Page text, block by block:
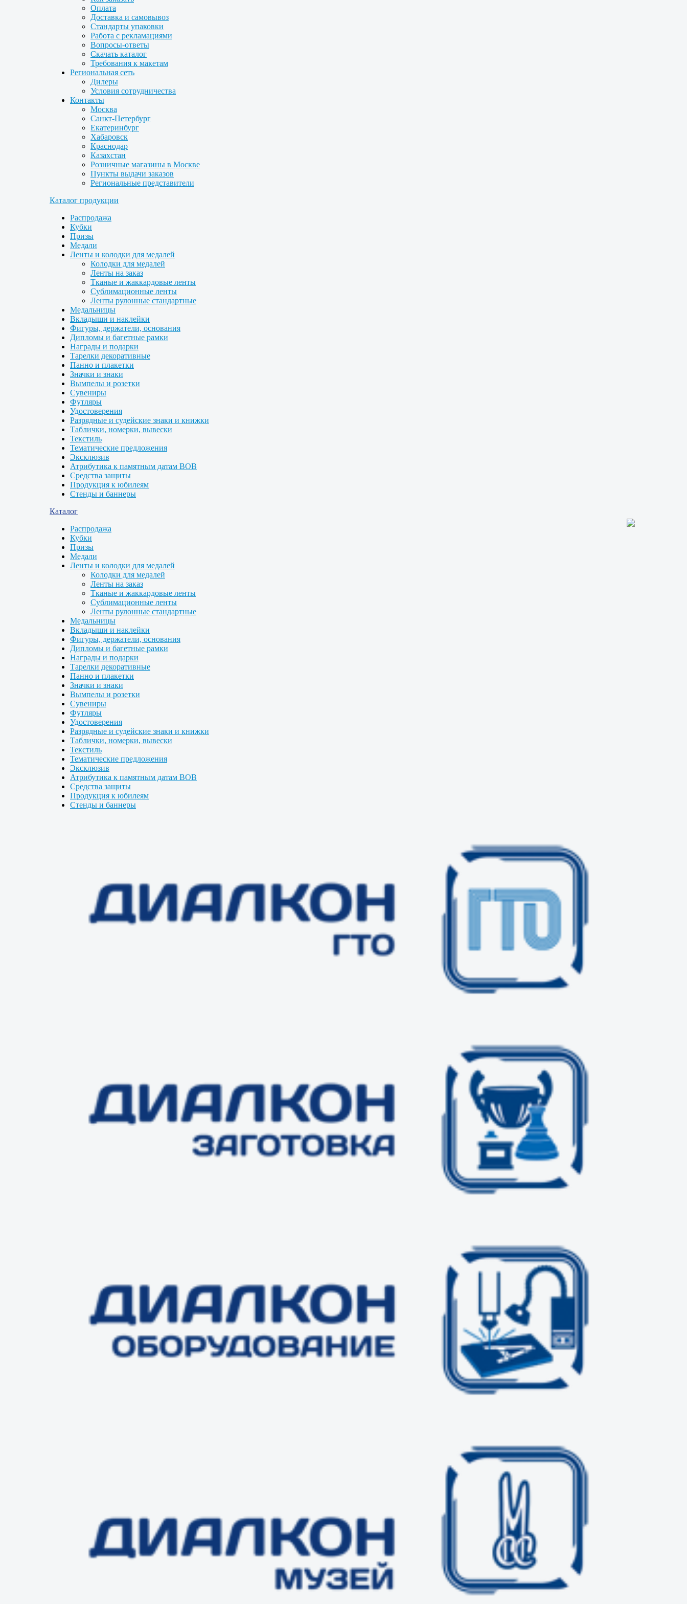
Оплата
Доставка и самовывоз
Стандарты упаковки
Работа с рекламациями
Вопросы-ответы
Скачать каталог
Требования к макетам
Региональная сеть
Дилеры
Условия сотрудничества
Контакты
Москва
Санкт-Петербург
Екатеринбург
Хабаровск
Краснодар
Казахстан
Розничные магазины в Москве
Пункты выдачи заказов
Региональные представители
Каталог продукции
Распродажа
Кубки
Призы
Медали
Ленты и колодки для медалей
Колодки для медалей
Ленты на заказ
Тканые и жаккардовые ленты
Сублимационные ленты
Ленты рулонные стандартные
Медальницы
Вкладыши и наклейки
Фигуры, держатели, основания
Дипломы и багетные рамки
Награды и подарки
Тарелки декоративные
Панно и плакетки
Значки и знаки
Вымпелы и розетки
Сувениры
Футляры
Удостоверения
Разрядные и судейские знаки и книжки
Таблички, номерки, вывески
Текстиль
Тематические предложения
Эксклюзив
Атрибутика к памятным датам ВОВ
Средства защиты
Продукция к юбилеям
Стенды и баннеры
Каталог
Распродажа
Кубки
Призы
Медали
Ленты и колодки для медалей
Колодки для медалей
Ленты на заказ
Тканые и жаккардовые ленты
Сублимационные ленты
Ленты рулонные стандартные
Медальницы
Вкладыши и наклейки
Фигуры, держатели, основания
Дипломы и багетные рамки
Награды и подарки
Тарелки декоративные
Панно и плакетки
Значки и знаки
Вымпелы и розетки
Сувениры
Футляры
Удостоверения
Разрядные и судейские знаки и книжки
Таблички, номерки, вывески
Текстиль
Тематические предложения
Эксклюзив
Атрибутика к памятным датам ВОВ
Средства защиты
Продукция к юбилеям
Стенды и баннеры